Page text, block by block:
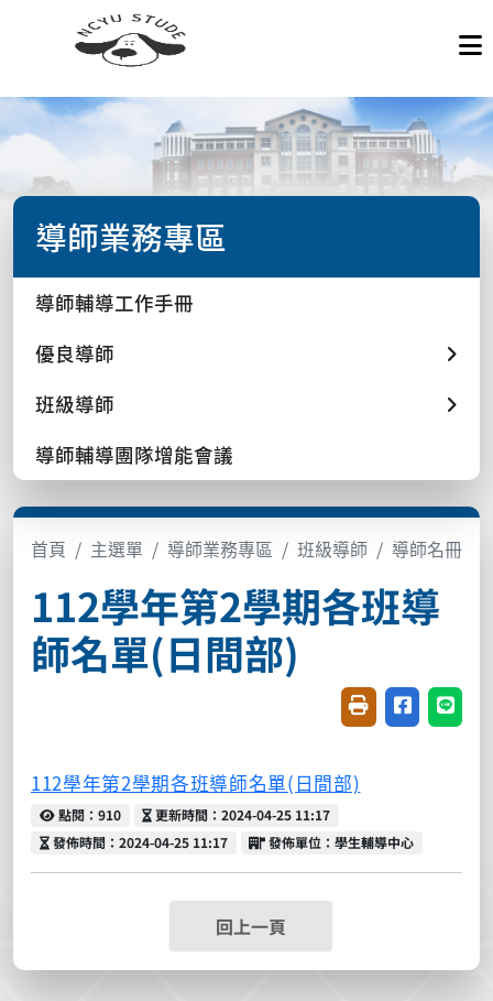
導師業務專區
導師輔導工作手冊
優良導師
班級導師
導師輔導團隊增能會議
首頁 主選單 導師業務專區 班級導師 導師名冊
112學年第2學期各班導
師名單(日間部)
友善列印(開新視
分享至臉書
分享
112學年第2學期各班導師名單(日間部)
點閱
點閱：910 更新時間
更新時間：2024-04-25 11:17
發佈時間
發佈時間：2024-04-25 11:17 發佈單位
發佈單位：學生輔導中心
回上一頁